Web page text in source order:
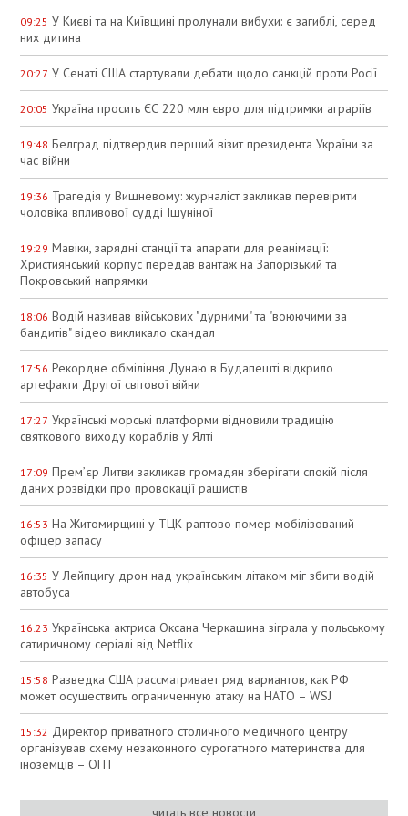
09:25 У Києві та на Київщині пролунали вибухи: є загиблі, серед
них дитина
20:27 У Сенаті США стартували дебати щодо санкцій проти Росії
20:05 Україна просить ЄС 220 млн євро для підтримки аграріїв
19:48 Белград підтвердив перший візит президента України за
час війни
19:36 Трагедія у Вишневому: журналіст закликав перевірити
чоловіка впливової судді Ішуніної
19:29 Мавіки, зарядні станції та апарати для реанімації:
Християнський корпус передав вантаж на Запорізький та
Покровський напрямки
18:06 Водій називав військових "дурними" та "воюючими за
бандитів" відео викликало скандал
17:56 Рекордне обміління Дунаю в Будапешті відкрило
артефакти Другої світової війни
17:27 Українські морські платформи відновили традицію
святкового виходу кораблів у Ялті
17:09 Прем’єр Литви закликав громадян зберігати спокій після
даних розвідки про провокації рашистів
16:53 На Житомирщині у ТЦК раптово помер мобілізований
офіцер запасу
16:35 У Лейпцигу дрон над українським літаком міг збити водій
автобуса
16:23 Українська актриса Оксана Черкашина зіграла у польському
сатиричному серіалі від Netflix
15:58 Разведка США рассматривает ряд вариантов, как РФ
может осуществить ограниченную атаку на НАТО – WSJ
15:32 Директор приватного столичного медичного центру
організував схему незаконного сурогатного материнства для
іноземців – ОГП
читать все новости